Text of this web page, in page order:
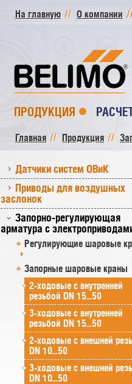
На главную О компании
ПРОДУКЦИЯ
Главная Продукция
Датчики систем ОВиК
Приводы для воздушных
заслонок
Запорно-регулирующая
арматура с
Регулирующие шаровые
Запорные шаровые краны
2-ходовые с внутренней
резьбой DN 15...50
3-ходовые с внутренней
резьбой DN 15...50
2-ходовые с внешней
DN 10...50
3-ходовые с внешней
DN 10...50